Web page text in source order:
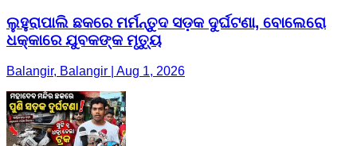
ଲୁହୁରାପାଲି ଛକରେ ମର୍ମନ୍ତୁଦ ସଡ଼କ ଦୁର୍ଘଟଣା, ବୋଲେରୋ
ଧକ୍କାରେ ଯୁବକଙ୍କ ମୃତ୍ୟୁ
Balangir, Balangir | Aug 1, 2026